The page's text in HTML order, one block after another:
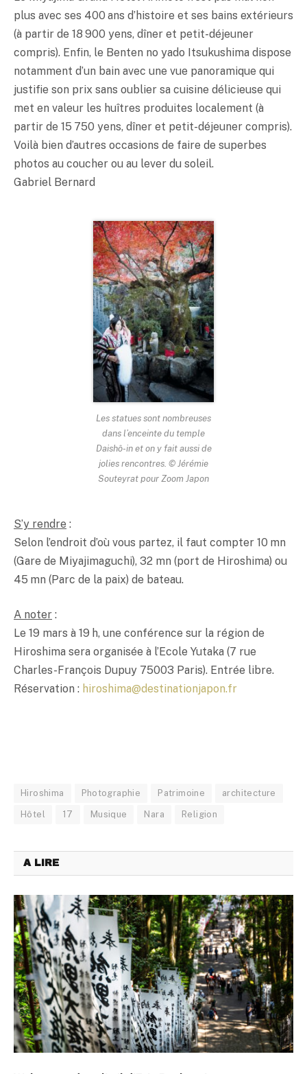
plus avec ses 400 ans d’histoire et ses bains extérieurs
(à partir de 18 900 yens, dîner et petit-déjeuner
compris). Enfin, le Benten no yado Itsukushima dispose
notamment d’un bain avec une vue panoramique qui
justifie son prix sans oublier sa cuisine délicieuse qui
met en valeur les huîtres produites localement (à
partir de 15 750 yens, dîner et petit-déjeuner compris).
Voilà bien d’autres occasions de faire de superbes
photos au coucher ou au lever du soleil.
Gabriel Bernard
Les statues sont nombreuses
dans l’enceinte du temple
Daishô-in et on y fait aussi de
jolies rencontres. © Jérémie
Souteyrat pour Zoom Japon
S’y rendre :
Selon l’endroit d’où vous partez, il faut compter 10 mn
(Gare de Miyajimaguchi), 32 mn (port de Hiroshima) ou
45 mn (Parc de la paix) de bateau.
A noter :
Le 19 mars à 19 h, une conférence sur la région de
Hiroshima sera organisée à l’Ecole Yutaka (7 rue
Charles-François Dupuy 75003 Paris). Entrée libre.
Réservation : hiroshima@destinationjapon.fr
Hiroshima Photographie Patrimoine architecture
Hôtel 17 Musique Nara Religion
A LIRE